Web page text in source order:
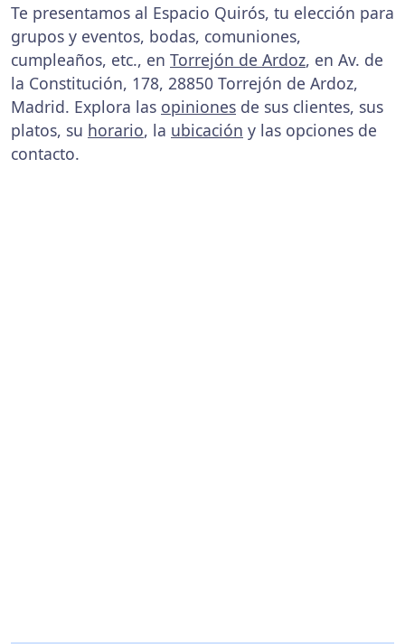
Te presentamos al Espacio Quirós, tu elección para
grupos y eventos, bodas, comuniones,
cumpleaños, etc., en Torrejón de Ardoz, en Av. de
la Constitución, 178, 28850 Torrejón de Ardoz,
Madrid. Explora las opiniones de sus clientes, sus
platos, su horario, la ubicación y las opciones de
contacto.